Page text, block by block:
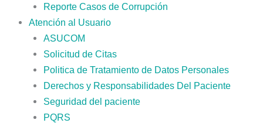
Reporte Casos de Corrupción
Atención al Usuario
ASUCOM
Solicitud de Citas
Politica de Tratamiento de Datos Personales
Derechos y Responsabilidades Del Paciente
Seguridad del paciente
PQRS